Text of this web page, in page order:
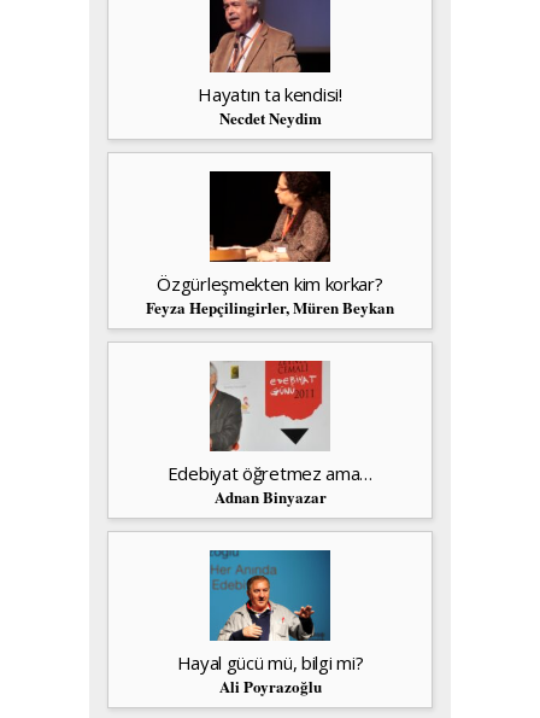
Hayatın ta kendisi!
Necdet Neydim
Özgürleşmekten kim korkar?
Feyza Hepçilingirler, Müren Beykan
Edebiyat öğretmez ama…
Adnan Binyazar
Hayal gücü mü, bilgi mi?
Ali Poyrazoğlu